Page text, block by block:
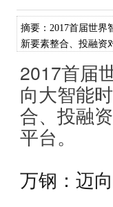
摘要：2017首届世界
新要素整合、投融资
2017首届
向大智能
合、投融
平台。
万钢：迈